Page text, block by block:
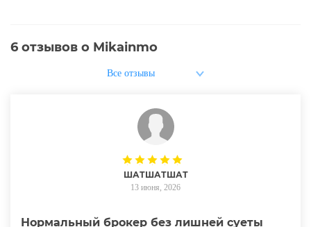
6 отзывов о Mikainmo
ШАТШАТШАТ
13 июня, 2026
Нормальный брокер без лишней суеты